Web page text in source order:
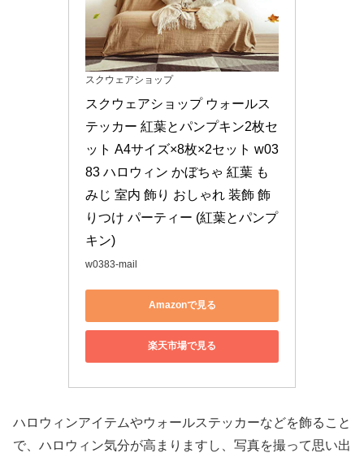
スクウェアショップ
スクウェアショップ ウォールス
テッカー 紅葉とパンプキン2枚セ
ット A4サイズ×8枚×2セット w03
83 ハロウィン かぼちゃ 紅葉 も
みじ 室内 飾り おしゃれ 装飾 飾
りつけ パーティー (紅葉とパンプ
キン)
w0383-mail
Amazonで見る
楽天市場で見る
ハロウィンアイテムやウォールステッカーなどを飾ること
で、ハロウィン気分が高まりますし、写真を撮って思い出